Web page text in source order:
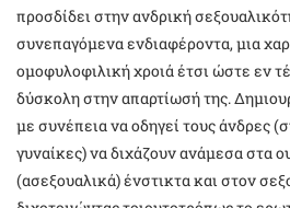
προσδίδει στην ανδρική
συνεπαγόμενα ενδιαφέροντα, μια
ομοφυλοφιλική χροιά έτσι ώστε εν
δύσκολη στην απαρτίωσή της.
με συνέπεια να οδηγεί τους άνδρες
γυναίκες) να διχάζουν ανάμεσα στα
(ασεξουαλικά) ένστικτα και στον